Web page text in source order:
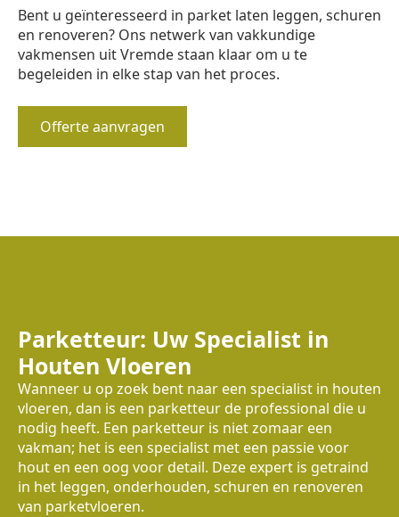
Bent u geïnteresseerd in parket laten leggen, schuren
en renoveren? Ons netwerk van vakkundige
vakmensen uit Vremde staan klaar om u te
begeleiden in elke stap van het proces.
Offerte aanvragen
Parketteur: Uw Specialist in
Houten Vloeren
Wanneer u op zoek bent naar een specialist in houten
vloeren, dan is een parketteur de professional die u
nodig heeft. Een parketteur is niet zomaar een
vakman; het is een specialist met een passie voor
hout en een oog voor detail. Deze expert is getraind
in het leggen, onderhouden, schuren en renoveren
van parketvloeren.